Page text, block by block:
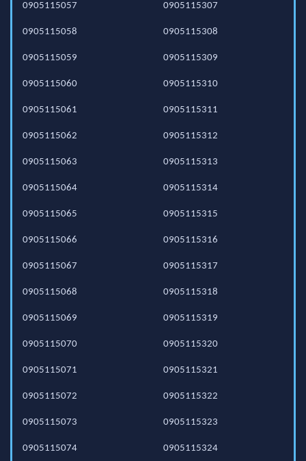
0905115057
0905115058
0905115059
0905115060
0905115061
0905115062
0905115063
0905115064
0905115065
0905115066
0905115067
0905115068
0905115069
0905115070
0905115071
0905115072
0905115073
0905115074
0905115307
0905115308
0905115309
0905115310
0905115311
0905115312
0905115313
0905115314
0905115315
0905115316
0905115317
0905115318
0905115319
0905115320
0905115321
0905115322
0905115323
0905115324